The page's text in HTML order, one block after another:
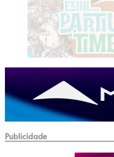
Publicidade